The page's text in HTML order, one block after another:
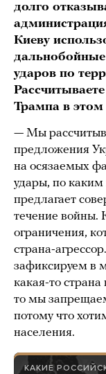
долго
Киеву
ударов по
Трампа в этом
— Мы
предложения
на осязаемых
удары, по
предлагает
течение войны.
ограничения,
страна-
зафиксируем в
какая-то
то мы
потому что
населения.
КАКИЕ